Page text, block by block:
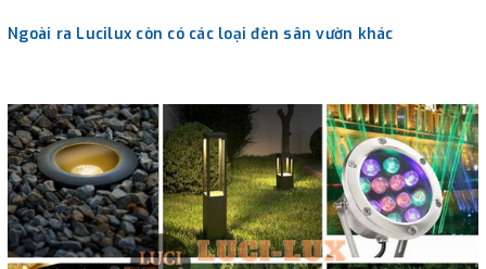
Ngoài ra Lucilux còn có các loại đèn sân vườn khác